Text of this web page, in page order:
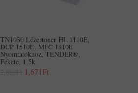
TN1030 Lézertoner HL 1110E,
DCP 1510E, MFC 1810E
Nyomtatókhoz, TENDER®,
Fekete, 1,5k
1,671Ft